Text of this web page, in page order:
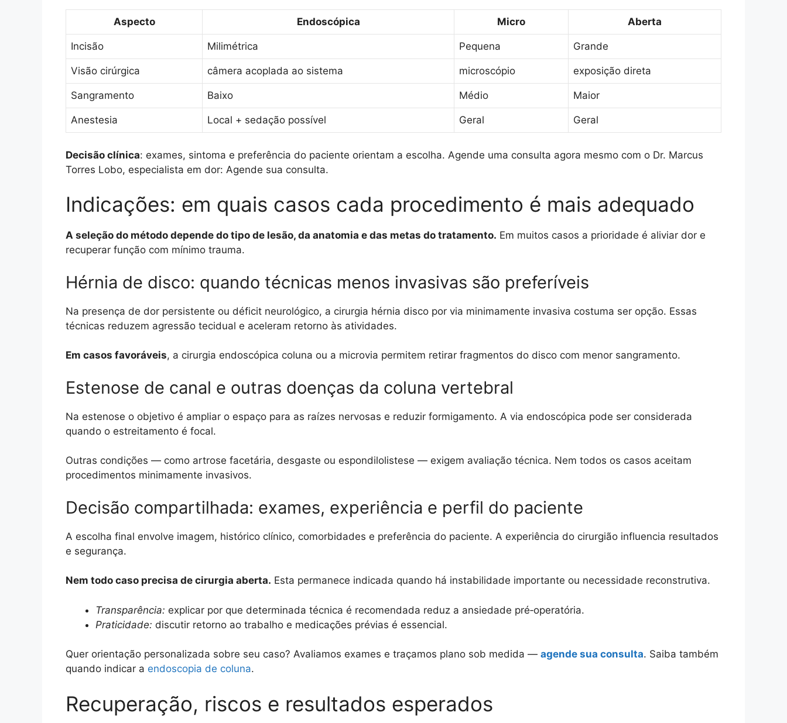
Aspecto Endoscópica Micro Aberta
Incisão Milimétrica Pequena Grande
Visão cirúrgica câmera acoplada ao sistema microscópio exposição direta
Sangramento Baixo Médio Maior
Anestesia Local + sedação possível Geral Geral
Decisão clínica: exames, sintoma e preferência do paciente orientam a escolha. Agende uma consulta agora mesmo com o Dr. Marcus
Torres Lobo, especialista em dor: Agende sua consulta.
Indicações: em quais casos cada procedimento é mais adequado
A seleção do método depende do tipo de lesão, da anatomia e das metas do tratamento. Em muitos casos a prioridade é aliviar dor e
recuperar função com mínimo trauma.
Hérnia de disco: quando técnicas menos invasivas são preferíveis
Na presença de dor persistente ou déficit neurológico, a cirurgia hérnia disco por via minimamente invasiva costuma ser opção. Essas
técnicas reduzem agressão tecidual e aceleram retorno às atividades.
Em casos favoráveis, a cirurgia endoscópica coluna ou a microvia permitem retirar fragmentos do disco com menor sangramento.
Estenose de canal e outras doenças da coluna vertebral
Na estenose o objetivo é ampliar o espaço para as raízes nervosas e reduzir formigamento. A via endoscópica pode ser considerada
quando o estreitamento é focal.
Outras condições — como artrose facetária, desgaste ou espondilolistese — exigem avaliação técnica. Nem todos os casos aceitam
procedimentos minimamente invasivos.
Decisão compartilhada: exames, experiência e perfil do paciente
A escolha final envolve imagem, histórico clínico, comorbidades e preferência do paciente. A experiência do cirurgião influencia resultados
e segurança.
Nem todo caso precisa de cirurgia aberta. Esta permanece indicada quando há instabilidade importante ou necessidade reconstrutiva.
Transparência: explicar por que determinada técnica é recomendada reduz a ansiedade pré‑operatória.
Praticidade: discutir retorno ao trabalho e medicações prévias é essencial.
Quer orientação personalizada sobre seu caso? Avaliamos exames e traçamos plano sob medida — agende sua consulta. Saiba também
quando indicar a endoscopia de coluna.
Recuperação, riscos e resultados esperados